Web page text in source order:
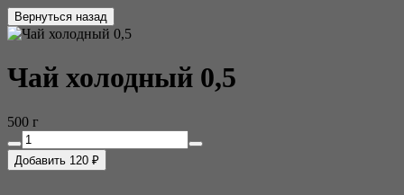
Вернуться назад
Чай холодный 0,5
500 г
Добавить 120 ₽